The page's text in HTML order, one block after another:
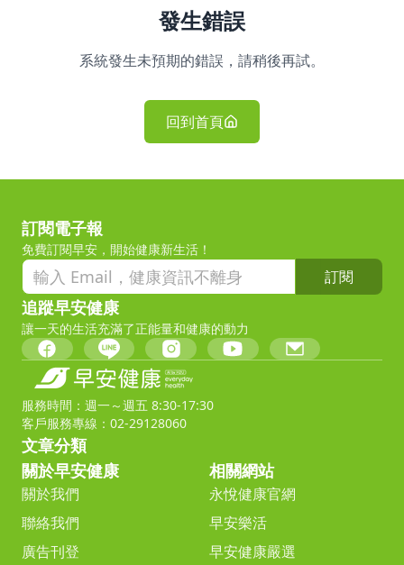
發生錯誤
系統發生未預期的錯誤，請稍後再試。
回到首頁
訂閱電子報
免費訂閱早安，開始健康新生活！
訂閱
追蹤早安健康
讓一天的生活充滿了正能量和健康的動力
服務時間：週一～週五 8:30-17:30
客戶服務專線：02-29128060
文章分類
關於早安健康
關於我們
聯絡我們
廣告刊登
相關網站
永悅健康官網
早安樂活
早安健康嚴選